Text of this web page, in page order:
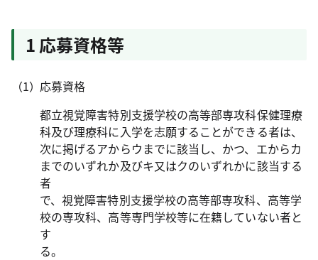
1 応募資格等
応募資格
都立視覚障害特別支援学校の高等部専攻科保健理療
科及び理療科に入学を志願することができる者は、
次に掲げるアからウまでに該当し、かつ、エからカ
までのいずれか及びキ又はクのいずれかに該当する
者
で、視覚障害特別支援学校の高等部専攻科、高等学
校の専攻科、高等専門学校等に在籍していない者と
す
る。